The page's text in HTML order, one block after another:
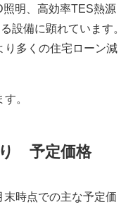
照明、高効率TES熱源
設備に顕れています。
り多くの住宅ローン減
。
予定価格
時点での主な予定価